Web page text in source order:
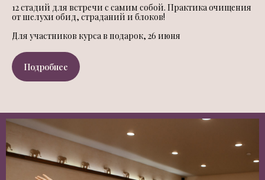
12 стадий для встречи с самим собой. Практика очищения
от шелухи обид, страданий и блоков!
Для участников курса в подарок, 26 июня
Подробнее